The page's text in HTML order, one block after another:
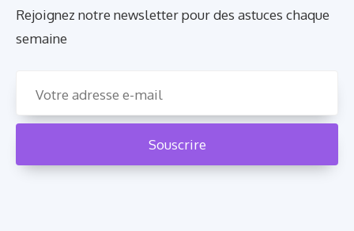
Rejoignez notre newsletter pour des astuces chaque
semaine